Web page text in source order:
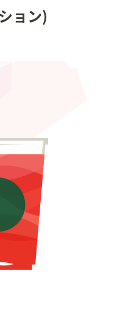
ョン)